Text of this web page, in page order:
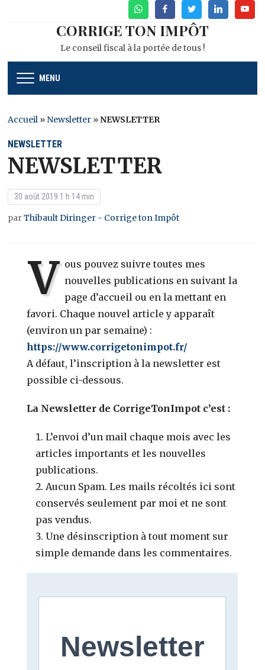
WhatsAppFacebookTwitterLinkedin
CORRIGE TON IMPÔT
Le conseil fiscal à la portée de tous !
MENU
Accueil » Newsletter »NEWSLETTER
NEWSLETTER
NEWSLETTER
30 août 2019 1 h 14 min
parThibault Diringer - Corrige ton Impôt
V ous pouvez suivre toutes mes
nouvelles publications en suivant la
page d’accueil ou en la mettant en
favori. Chaque nouvel article y apparaît
(environ un par semaine) :
https://www.corrigetonimpot.fr/
A défaut, l’inscription à la newsletter est
possible ci-dessous.
La Newsletter de CorrigeTonImpot c’est :
L’envoi d’un mail chaque mois avec les
articles importants et les nouvelles
publications.
Aucun Spam. Les mails récoltés ici sont
conservés seulement par moi et ne sont
pas vendus.
Une désinscription à tout moment sur
simple demande dans les commentaires.